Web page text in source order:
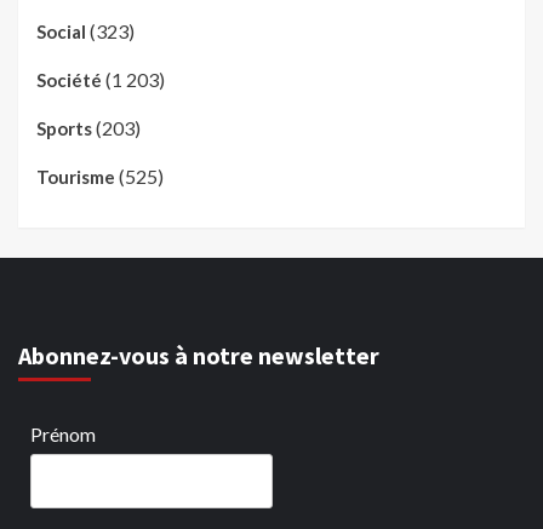
Social (323)
Société (1 203)
Sports(203)
Tourisme (525)
Abonnez-vous à notre newsletter
Prénom